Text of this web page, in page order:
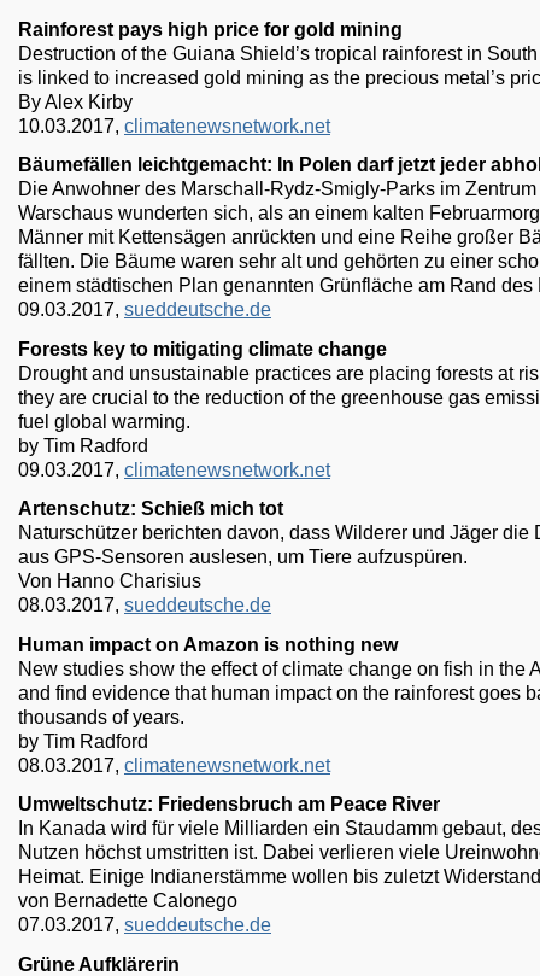
Rainforest pays high price for gold mining
Destruction of the Guiana Shield’s tropical rainforest in
is linked to increased gold mining as the precious metal’s
By Alex Kirby
10.03.2017, climatenewsnetwork.net
Bäumefällen leichtgemacht: In Polen darf jetzt jeder
Die Anwohner des Marschall-Rydz-Smigly-Parks im Zentrum
Warschaus wunderten sich, als an einem kalten
Männer mit Kettensägen anrückten und eine Reihe großer
fällten. Die Bäume waren sehr alt und gehörten zu einer
einem städtischen Plan genannten Grünfläche am Rand des
09.03.2017, sueddeutsche.de
Forests key to mitigating climate change
Drought and unsustainable practices are placing forests at
they are crucial to the reduction of the greenhouse gas
fuel global warming.
by Tim Radford
09.03.2017, climatenewsnetwork.net
Artenschutz: Schieß mich tot
Naturschützer berichten davon, dass Wilderer und Jäger die
aus GPS-Sensoren auslesen, um Tiere aufzuspüren.
Von Hanno Charisius
08.03.2017, sueddeutsche.de
Human impact on Amazon is nothing new
New studies show the effect of climate change on fish in the
and find evidence that human impact on the rainforest goes
thousands of years.
by Tim Radford
08.03.2017, climatenewsnetwork.net
Umweltschutz: Friedensbruch am Peace River
In Kanada wird für viele Milliarden ein Staudamm gebaut,
Nutzen höchst umstritten ist. Dabei verlieren viele
Heimat. Einige Indianerstämme wollen bis zuletzt
von Bernadette Calonego
07.03.2017, sueddeutsche.de
Grüne Aufklärerin